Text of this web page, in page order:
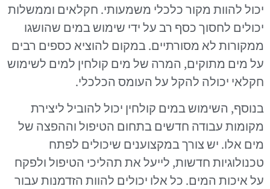
יכול להוות מקור כלכלי משמעותי. חקלאים וממשלות
יכולים לחסוך כסף רב על ידי שימוש במים שהושגו
ממקורות לא מסורתיים. במקום להוציא כספים רבים
על מים מתוקים, המרה של מים קולחין למים לשימוש
חקלאי יכולה להקל על העומס הכלכלי.
בנוסף, השימוש במים קולחין יכול להוביל ליצירת
מקומות עבודה חדשים בתחום הטיפול וההפצה של
מים אלו. יש צורך במקצוענים שיכולים לפתח
טכנולוגיות חדשות, לייעל את תהליכי הטיפול ולפקח
על איכות המים. כל אלו יכולים להוות הזדמנות עבור